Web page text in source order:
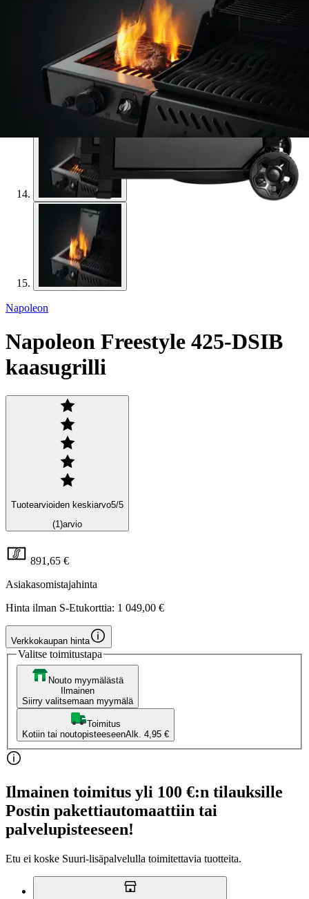
Napoleon
Napoleon Freestyle 425-DSIB
kaasugrilli
Tuotearvioiden keskiarvo5/5
(1)arvio
891,65 €
Asiakasomistajahinta
Hinta ilman S-Etukorttia: 1 049,00 €
Verkkokaupan hinta
Valitse toimitustapa
Nouto myymälästä
Ilmainen
Siirry valitsemaan myymälä
Toimitus
Kotiin tai noutopisteeseenAlk. 4,95 €
Ilmainen toimitus yli 100 €:n tilauksille
Postin pakettiautomaattiin tai
palvelupisteeseen!
Etu ei koske Suuri‑lisäpalvelulla toimitettavia tuotteita.